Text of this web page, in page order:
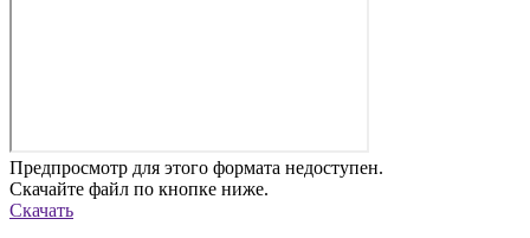
Предпросмотр для этого формата недоступен.
Скачайте файл по кнопке ниже.
Скачать